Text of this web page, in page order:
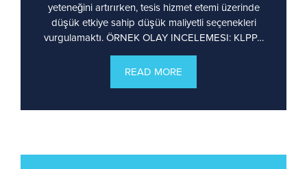
yeteneğini artırırken, tesis hizmet etemi üzerinde
düşük etkiye sahip düşük maliyetli seçenekleri
vurgulamaktı. ÖRNEK OLAY INCELEMESI: KLPP…
READ MORE